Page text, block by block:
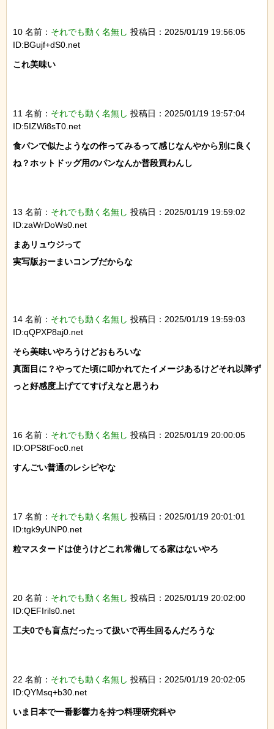
10 名前： それでも動く名無し 投稿日：2025/01/19 19:56:05
ID:BGujf+dS0.net
これ美味い
11 名前： それでも動く名無し 投稿日：2025/01/19 19:57:04
ID:5IZWi8sT0.net
食パンで似たようなの作ってみるって感じなんやから別に良く
ね？ホットドッグ用のパンなんか普段買わんし
13 名前： それでも動く名無し 投稿日：2025/01/19 19:59:02
ID:zaWrDoWs0.net
まあリュウジって
実写版おーまいコンブだからな
14 名前： それでも動く名無し 投稿日：2025/01/19 19:59:03
ID:qQPXP8aj0.net
そら美味いやろうけどおもろいな
真面目に？やってた頃に叩かれてたイメージあるけどそれ以降ず
っと好感度上げててすげえなと思うわ
16 名前： それでも動く名無し 投稿日：2025/01/19 20:00:05
ID:OPS8tFoc0.net
すんごい普通のレシピやな
17 名前： それでも動く名無し 投稿日：2025/01/19 20:01:01
ID:tgk9yUNP0.net
粒マスタードは使うけどこれ常備してる家はないやろ
20 名前： それでも動く名無し 投稿日：2025/01/19 20:02:00
ID:QEFIrils0.net
工夫0でも盲点だったって扱いで再生回るんだろうな
22 名前： それでも動く名無し 投稿日：2025/01/19 20:02:05
ID:QYMsq+b30.net
いま日本で一番影響力を持つ料理研究科や